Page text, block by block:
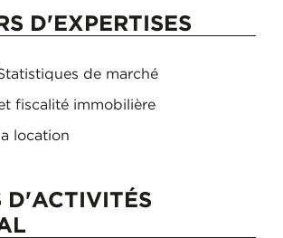
D'EXPERTISES
de marché
fiscalité immobilière
location
D'ACTIVITÉS